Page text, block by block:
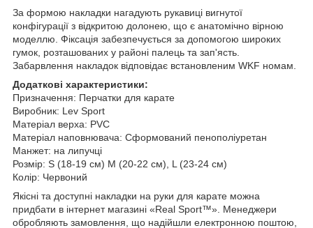
За формою накладки нагадують рукавиці вигнутої
конфігурації з відкритою долонею, що є анатомічно вірною
моделлю. Фіксація забезпечується за допомогою широких
гумок, розташованих у районі палець та зап'ясть.
Забарвлення накладок відповідає встановленим WKF номам.
Додаткові характеристики:
Призначення: Перчатки для карате
Виробник: Lev Sport
Матеріал верха: PVC
Матеріал наповнювача: Сформований пенополіуретан
Манжет: на липучці
Розмір: S (18-19 см) M (20-22 см), L (23-24 см)
Колір: Червоний
Якісні та доступні накладки на руки для карате можна
придбати в інтернет магазині «Real Sport™». Менеджери
обробляють замовлення, що надійшли електронною поштою,